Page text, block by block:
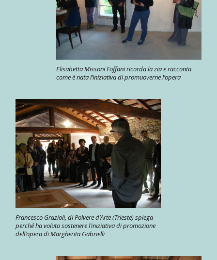
Elisabetta Missoni Foffani ricorda la zia e racconta
come è nata l’iniziativa di promuoverne l’opera
Francesco Grazioli, di Polvere d’Arte (Trieste) spiega
perché ha voluto sostenere l’iniziativa di promozione
dell’opera di Margherita Gabrielli